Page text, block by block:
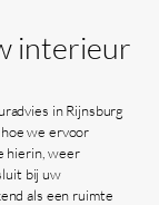
interieur
in Rijnsburg
we ervoor
hierin, weer
bij uw
als een ruimte